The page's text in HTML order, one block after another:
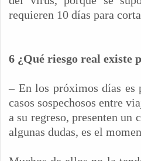
requieren 10 días para
6 ¿Qué riesgo real existe
– En los próximos días es
casos sospechosos entre
a su regreso, presenten
algunas dudas, es el